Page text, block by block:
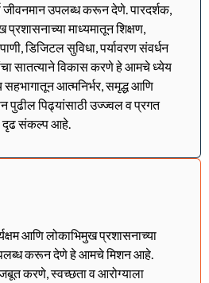
उपलब्ध करून देणे. पारदर्शक,
माध्यमातून शिक्षण,
डिजिटल सुविधा, पर्यावरण संवर्धन
सातत्याने विकास करणे हे आमचे ध्येय
आत्मनिर्भर, समृद्ध आणि
पुढील पिढ्यांसाठी उज्ज्वल व प्रगत
दृढ संकल्प आहे.
आणि लोकाभिमुख प्रशासनाच्या
उपलब्ध करून देणे हे आमचे मिशन आहे.
करणे, स्वच्छता व आरोग्याला